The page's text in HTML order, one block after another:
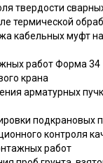
твердости
термической
кабельных муфт
работ Форма 34
крана
арматурных
подкрановых
контроля
работ